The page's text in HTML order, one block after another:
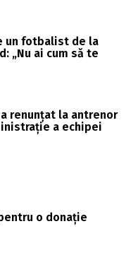
un fotbalist de la
„Nu ai cum să te
a renunțat la antrenor
a echipei
o donație